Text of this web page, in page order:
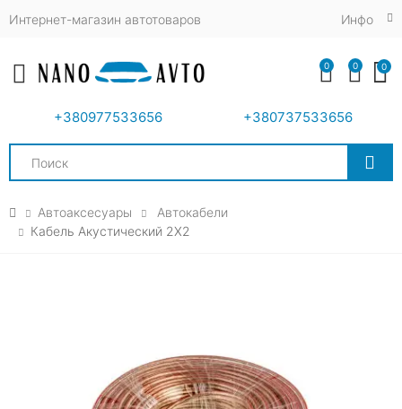
Интернет-магазин автотоваров Инфо
Toggle mobile menu
+380977533656 +380737533656
Search
0 0 0
Автоаксесуары
Автокабели
Кабель Акустический 2X2